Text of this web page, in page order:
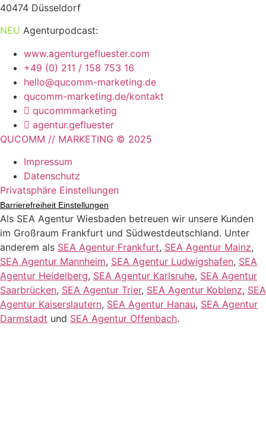
40474 Düsseldorf
NEU Agenturpodcast:
www.agenturgefluester.com
+49 (0) 211 / 158 753 16
hello@qucomm-marketing.de
qucomm-marketing.de/kontakt
qucommmarketing
agentur.gefluester
QUCOMM // MARKETING © 2025
Impressum
Datenschutz
Privatsphäre Einstellungen
Barrierefreiheit Einstellungen
Als SEA Agentur Wiesbaden betreuen wir unsere Kunden
im Großraum Frankfurt und Südwestdeutschland. Unter
anderem als SEA Agentur Frankfurt, SEA Agentur Mainz,
SEA Agentur Mannheim, SEA Agentur Ludwigshafen, SEA
Agentur Heidelberg, SEA Agentur Karlsruhe, SEA Agentur
Saarbrücken, SEA Agentur Trier, SEA Agentur Koblenz, SEA
Agentur Kaiserslautern, SEA Agentur Hanau, SEA Agentur
Darmstadt und SEA Agentur Offenbach.